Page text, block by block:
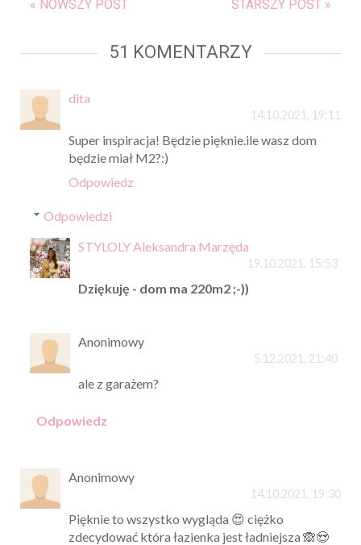
« NOWSZY POST STARSZY POST »
51 KOMENTARZY
dita
14.10.2021, 19:11
Super inspiracja! Będzie pięknie.ile wasz dom
będzie miał M2?:)
Odpowiedz
Odpowiedzi
STYLOLY Aleksandra Marzęda
19.10.2021, 15:53
Dziękuję - dom ma 220m2 ;-))
Anonimowy
5.12.2021, 21:40
ale z garażem?
Odpowiedz
Anonimowy
14.10.2021, 19:30
Pięknie to wszystko wygląda 😍 ciężko
zdecydować która łazienka jest ładniejsza 🙈😍